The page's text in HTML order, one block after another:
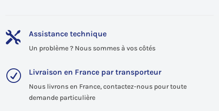
 Assistance technique
Un problème ? Nous sommes à vos côtés
R Livraison en France par transporteur
Nous livrons en France, contactez-nous pour toute
demande particulière